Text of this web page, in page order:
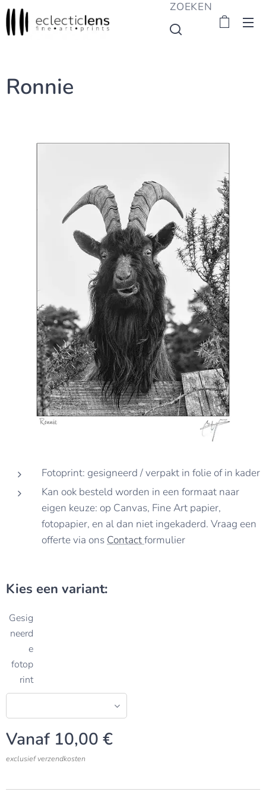
ZOEKEN
Ronnie
Fotoprint: gesigneerd / verpakt in folie of in kader
Kan ook besteld worden in een formaat naar
eigen keuze: op Canvas, Fine Art papier,
fotopapier, en al dan niet ingekaderd. Vraag een
offerte via ons Contactformulier
Kies een variant:
Gesig
neerd
e
fotop
rint
Vanaf 10,00 €
exclusief verzendkosten